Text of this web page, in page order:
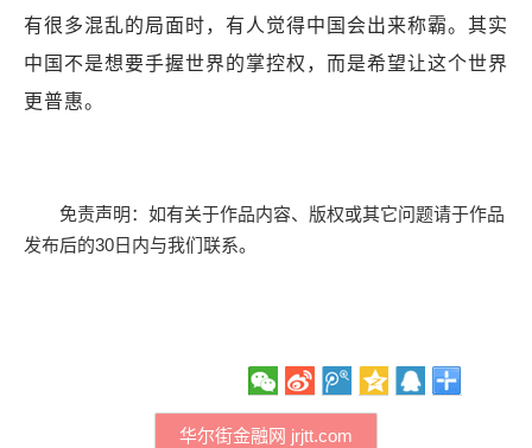
有很多混乱的局面时，有人觉得中国会出来称霸。其实
中国不是想要手握世界的掌控权，而是希望让这个世界
更普惠。
免责声明：如有关于作品内容、版权或其它问题请于作品
发布后的30日内与我们联系。
华尔街金融网 jrjtt.com